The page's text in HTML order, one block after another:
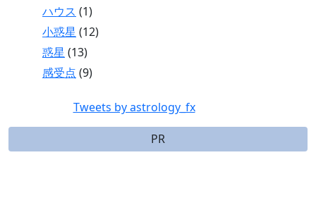
ハウス (1)
小惑星 (12)
惑星 (13)
感受点 (9)
Tweets by astrology_fx
PR